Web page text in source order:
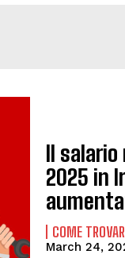
Il salario
2025 in
COME
March 24,